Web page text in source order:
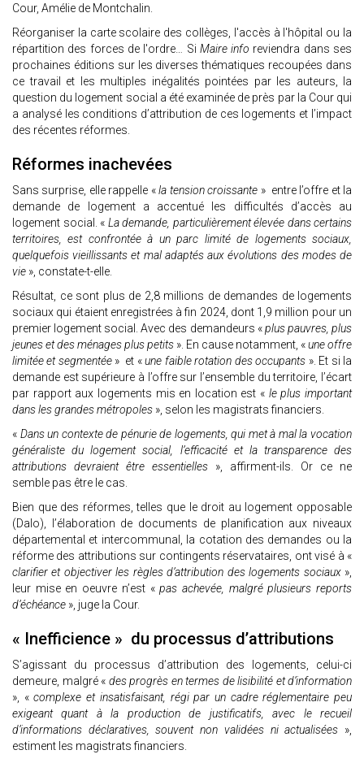
Cour, Amélie de Montchalin.
Réorganiser la carte scolaire des collèges, l'accès à l'hôpital ou la
répartition des forces de l'ordre… Si Maire info reviendra dans ses
prochaines éditions sur les diverses thématiques recoupées dans
ce travail et les multiples inégalités pointées par les auteurs, la
question du logement social a été examinée de près par la Cour qui
a analysé les conditions d’attribution de ces logements et l’impact
des récentes réformes.
Réformes inachevées
Sans surprise, elle rappelle «la tension croissante » entre l’offre et la
demande de logement a accentué les difficultés d’accès au
logement social. « La demande, particulièrement élevée dans certains
territoires, est confrontée à un parc limité de logements sociaux,
quelquefois vieillissants et mal adaptés aux évolutions des modes de
vie », constate-t-elle.
Résultat, ce sont plus de 2,8 millions de demandes de logements
sociaux qui étaient enregistrées à fin 2024, dont 1,9 million pour un
premier logement social. Avec des demandeurs «plus pauvres, plus
jeunes et des ménages plus petits ». En cause notamment, «une offre
limitée et segmentée» et «une faible rotation des occupants ». Et si la
demande est supérieure à l’offre sur l’ensemble du territoire, l’écart
par rapport aux logements mis en location est « le plus important
dans les grandes métropoles », selon les magistrats financiers.
« Dans un contexte de pénurie de logements, qui met à mal la vocation
généraliste du logement social, l’efficacité et la transparence des
attributions devraient être essentielles », affirment-ils. Or ce ne
semble pas être le cas.
Bien que des réformes, telles que le droit au logement opposable
(Dalo), l’élaboration de documents de planification aux niveaux
départemental et intercommunal, la cotation des demandes ou la
réforme des attributions sur contingents réservataires, ont visé à «
clarifier et objectiver les règles d’attribution des logements sociaux »,
leur mise en oeuvre n’est «pas achevée, malgré plusieurs reports
d’échéance », juge la Cour.
« Inefficience » du processus d’attributions
S’agissant du processus d’attribution des logements, celui-ci
demeure, malgré « des progrès en termes de lisibilité et d’information
», «complexe et insatisfaisant, régi par un cadre réglementaire peu
exigeant quant à la production de justificatifs, avec le recueil
d’informations déclaratives, souvent non validées ni actualisées »,
estiment les magistrats financiers.